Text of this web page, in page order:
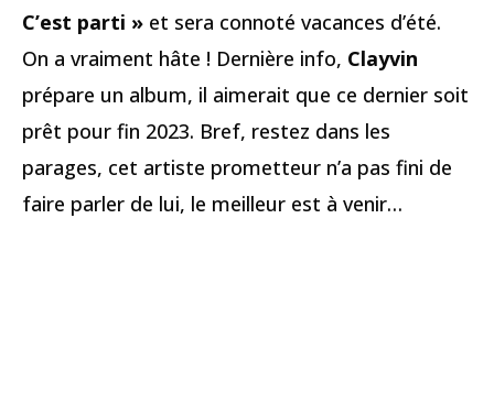
C’est parti » et sera connoté vacances d’été.
On a vraiment hâte ! Dernière info, Clayvin
prépare un album, il aimerait que ce dernier soit
prêt pour fin 2023. Bref, restez dans les
parages, cet artiste prometteur n’a pas fini de
faire parler de lui, le meilleur est à venir…